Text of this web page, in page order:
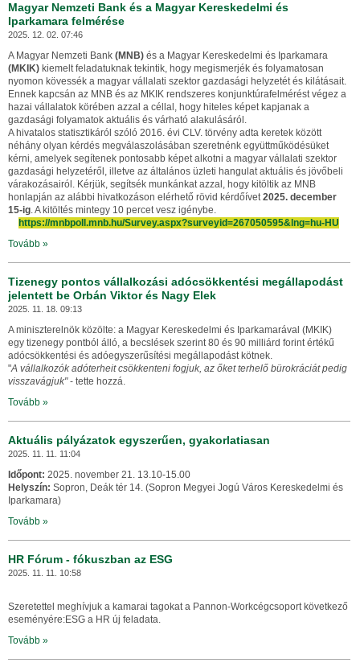
Magyar Nemzeti Bank és a Magyar Kereskedelmi és
Iparkamara felmérése
2025. 12. 02. 07:46
A Magyar Nemzeti Bank (MNB) és a Magyar Kereskedelmi és Iparkamara
(MKIK) kiemelt feladatuknak tekintik, hogy megismerjék és folyamatosan
nyomon kövessék a magyar vállalati szektor gazdasági helyzetét és kilátásait.
Ennek kapcsán az MNB és az MKIK rendszeres konjunktúrafelmérést végez a
hazai vállalatok körében azzal a céllal, hogy hiteles képet kapjanak a
gazdasági folyamatok aktuális és várható alakulásáról.
A hivatalos statisztikáról szóló 2016. évi CLV. törvény adta keretek között
néhány olyan kérdés megválaszolásában szeretnénk együttműködésüket
kérni, amelyek segítenek pontosabb képet alkotni a magyar vállalati szektor
gazdasági helyzetéről, illetve az általános üzleti hangulat aktuális és jövőbeli
várakozásairól. Kérjük, segítsék munkánkat azzal, hogy kitöltik az MNB
honlapján az alábbi hivatkozáson elérhető rövid kérdőívet2025. december
15-ig. A kitöltés mintegy 10 percet vesz igénybe.
https://mnbpoll.mnb.hu/Survey.aspx?surveyid=267050595&lng=hu-HU
Tovább »
Tizenegy pontos vállalkozási adócsökkentési megállapodást
jelentett be Orbán Viktor és Nagy Elek
2025. 11. 18. 09:13
A miniszterelnök közölte: a Magyar Kereskedelmi és Iparkamarával (MKIK)
egy tizenegy pontból álló, a becslések szerint 80 és 90 milliárd forint értékű
adócsökkentési és adóegyszerűsítési megállapodást kötnek.
"A vállalkozók adóterheit csökkenteni fogjuk, az őket terhelő bürokráciát pedig
visszavágjuk"- tette hozzá.
Tovább »
Aktuális pályázatok egyszerűen, gyakorlatiasan
2025. 11. 11. 11:04
Időpont: 2025. november 21. 13.10-15.00
Helyszín: Sopron, Deák tér 14. (Sopron Megyei Jogú Város Kereskedelmi és
Iparkamara)
Tovább »
HR Fórum - fókuszban az ESG
2025. 11. 11. 10:58
Szeretettel meghívjuk a kamarai tagokat a Pannon-Workcégcsoport következő
eseményére:ESG a HR új feladata.
Tovább »